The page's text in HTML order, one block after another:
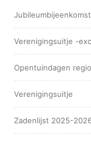
Verenigingsuitje -
Opentuindagen
Verenigingsuitje
Zadenlijst 2025-